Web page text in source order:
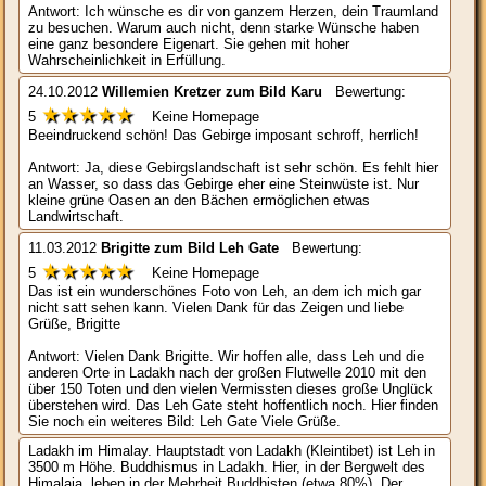
Antwort: Ich wünsche es dir von ganzem Herzen, dein Traumland
zu besuchen. Warum auch nicht, denn starke Wünsche haben
eine ganz besondere Eigenart. Sie gehen mit hoher
Wahrscheinlichkeit in Erfüllung.
24.10.2012 Willemien Kretzer zum Bild Karu Bewertung:
5 ★★★★★
Keine Homepage
Beeindruckend schön! Das Gebirge imposant schroff, herrlich!
Antwort: Ja, diese Gebirgslandschaft ist sehr schön. Es fehlt hier
an Wasser, so dass das Gebirge eher eine Steinwüste ist. Nur
kleine grüne Oasen an den Bächen ermöglichen etwas
Landwirtschaft.
11.03.2012 Brigitte zum Bild Leh Gate Bewertung:
5 ★★★★★
Keine Homepage
Das ist ein wunderschönes Foto von Leh, an dem ich mich gar
nicht satt sehen kann. Vielen Dank für das Zeigen und liebe
Grüße, Brigitte
Antwort: Vielen Dank Brigitte. Wir hoffen alle, dass Leh und die
anderen Orte in Ladakh nach der großen Flutwelle 2010 mit den
über 150 Toten und den vielen Vermissten dieses große Unglück
überstehen wird. Das Leh Gate steht hoffentlich noch. Hier finden
Sie noch ein weiteres Bild: Leh Gate Viele Grüße.
Ladakh im Himalay. Hauptstadt von Ladakh (Kleintibet) ist Leh in
3500 m Höhe. Buddhismus in Ladakh. Hier, in der Bergwelt des